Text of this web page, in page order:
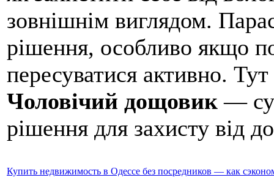
зовнішнім виглядом.
рішення, особливо якщо
пересуватися активно.
Чоловічий дощовик —
рішення для захисту від
Купить недвижимость в Одессе без посредников — как